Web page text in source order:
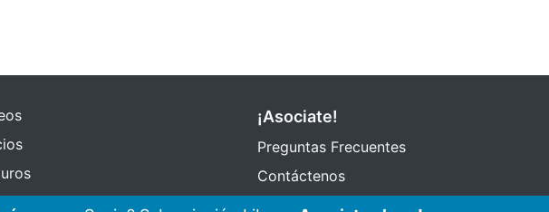
¡Asociate!
Preguntas Frecuentes
Contáctenos
Subscribir eMail